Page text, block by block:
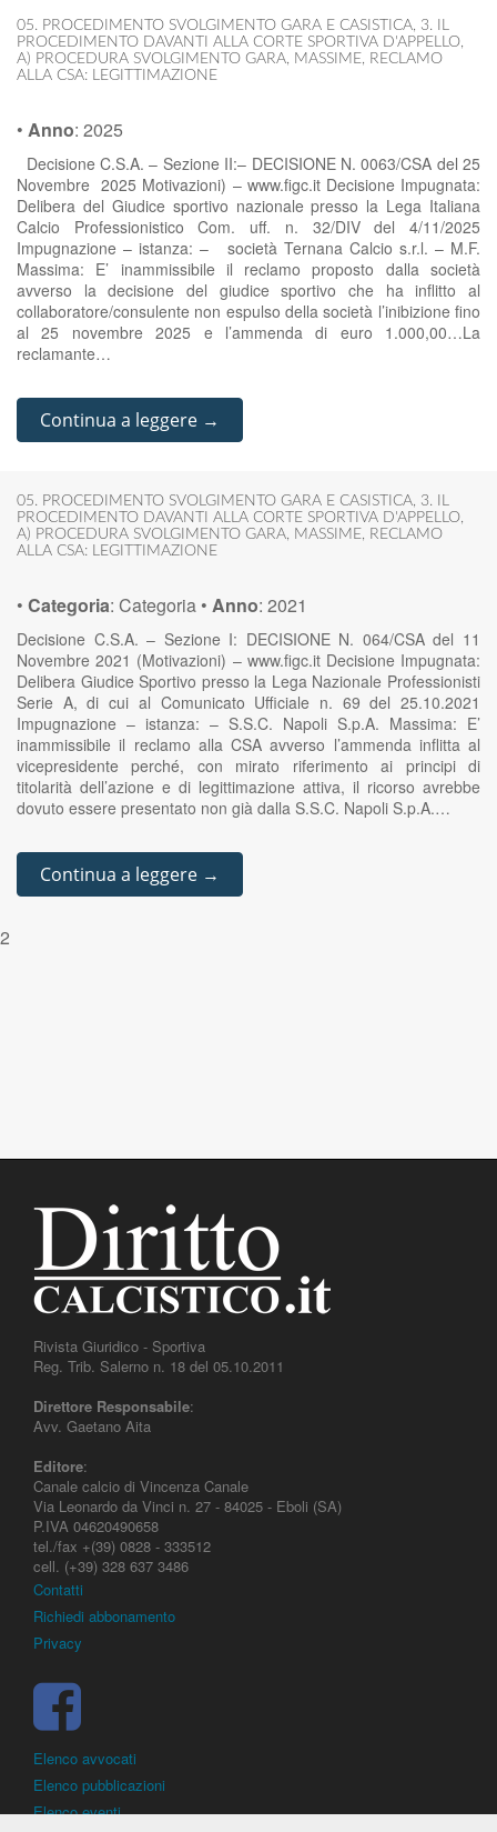
05. PROCEDIMENTO SVOLGIMENTO GARA E CASISTICA, 3. IL
PROCEDIMENTO DAVANTI ALLA CORTE SPORTIVA D'APPELLO,
A) PROCEDURA SVOLGIMENTO GARA, MASSIME, RECLAMO
ALLA CSA: LEGITTIMAZIONE
• Anno: 2025
Decisione C.S.A. – Sezione II:– DECISIONE N. 0063/CSA del 25
Novembre 2025 Motivazioni) – www.figc.it Decisione Impugnata:
Delibera del Giudice sportivo nazionale presso la Lega Italiana
Calcio Professionistico Com. uff. n. 32/DIV del 4/11/2025
Impugnazione – istanza: – società Ternana Calcio s.r.l. – M.F.
Massima: E’ inammissibile il reclamo proposto dalla società
avverso la decisione del giudice sportivo che ha inflitto al
collaboratore/consulente non espulso della società l’inibizione fino
al 25 novembre 2025 e l’ammenda di euro 1.000,00…La
reclamante…
Continua a leggere →
05. PROCEDIMENTO SVOLGIMENTO GARA E CASISTICA, 3. IL
PROCEDIMENTO DAVANTI ALLA CORTE SPORTIVA D'APPELLO,
A) PROCEDURA SVOLGIMENTO GARA, MASSIME, RECLAMO
ALLA CSA: LEGITTIMAZIONE
• Categoria: Categoria • Anno: 2021
Decisione C.S.A. – Sezione I: DECISIONE N. 064/CSA del 11
Novembre 2021 (Motivazioni) – www.figc.it Decisione Impugnata:
Delibera Giudice Sportivo presso la Lega Nazionale Professionisti
Serie A, di cui al Comunicato Ufficiale n. 69 del 25.10.2021
Impugnazione – istanza: – S.S.C. Napoli S.p.A. Massima: E’
inammissibile il reclamo alla CSA avverso l’ammenda inflitta al
vicepresidente perché, con mirato riferimento ai principi di
titolarità dell’azione e di legittimazione attiva, il ricorso avrebbe
dovuto essere presentato non già dalla S.S.C. Napoli S.p.A.…
Continua a leggere →
2
Rivista Giuridico - Sportiva
Reg. Trib. Salerno n. 18 del 05.10.2011
Direttore Responsabile:
Avv. Gaetano Aita
Editore:
Canale calcio di Vincenza Canale
Via Leonardo da Vinci n. 27 - 84025 - Eboli (SA)
P.IVA 04620490658
tel./fax +(39) 0828 - 333512
cell. (+39) 328 637 3486
Contatti
Richiedi abbonamento
Privacy
Elenco avvocati
Elenco pubblicazioni
Elenco eventi